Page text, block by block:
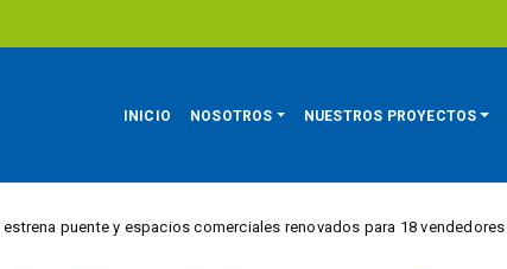
INICIO NOSOTROS NUESTROS PROYECTOS
espacios comerciales renovados para 18 vendedores informales